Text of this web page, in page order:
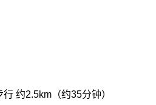
约2.5km（约35分钟）